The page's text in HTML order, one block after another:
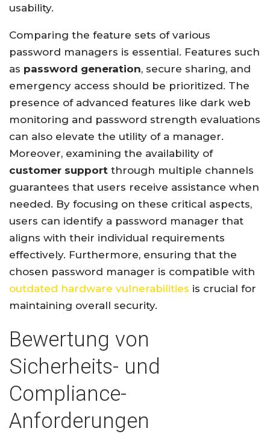
usability.
Comparing the feature sets of various
password managers is essential. Features such
as password generation, secure sharing, and
emergency access should be prioritized. The
presence of advanced features like dark web
monitoring and password strength evaluations
can also elevate the utility of a manager.
Moreover, examining the availability of
customer support through multiple channels
guarantees that users receive assistance when
needed. By focusing on these critical aspects,
users can identify a password manager that
aligns with their individual requirements
effectively. Furthermore, ensuring that the
chosen password manager is compatible with
outdated hardware vulnerabilities is crucial for
maintaining overall security.
Bewertung von
Sicherheits- und
Compliance-
Anforderungen